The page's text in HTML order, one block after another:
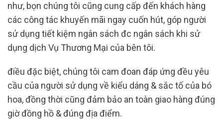
như, bọn chúng tôi cũng cung cấp đến khách hàng
các công tác khuyến mãi ngay cuốn hút, góp người
sử dụng tiết kiệm ngân sách đc ngân sách khi sử
dụng dịch Vụ Thương Mại của bên tôi.
điều đặc biệt, chúng tôi cam đoan đáp ứng đều yêu
cầu của người sử dụng về kiểu dáng & sắc tố của bó
hoa, đồng thời cũng đảm bảo an toàn giao hàng đúng
giờ đồng hồ & đúng địa điểm.